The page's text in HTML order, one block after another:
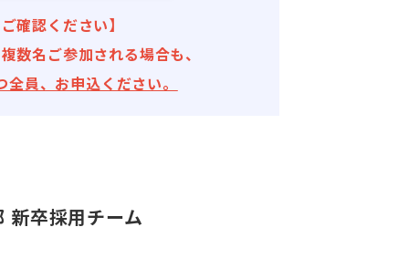
確認ください】
数名ご参加される場合も、
全員、お申込ください。
卒採用チーム